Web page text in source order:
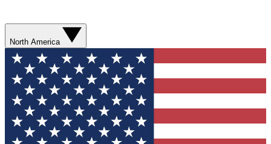
North America